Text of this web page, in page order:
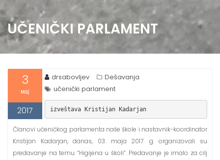
UČENIČKI PARLAMENT
3
мај
2017
drsabovljev
Dešavanja
učenički parlament
izveštava Kristijan Kadarjan
Članovi učeničkog parlamenta naše škole i nastavnik-koordinator
Kristijan Kadarjan, danas, 03. maja 2017. g. organizovali su
predavanje na temu “Higijena u školi”. Predavanje je imalo za cilj